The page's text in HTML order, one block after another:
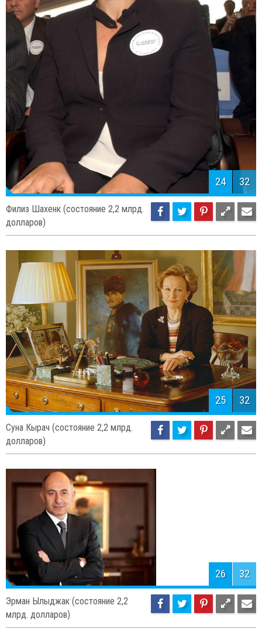
24 32
Филиз Шахенк (состояние 2,2 млрд.
долларов)
Суна Кырач (состояние 2,2 млрд.
долларов)